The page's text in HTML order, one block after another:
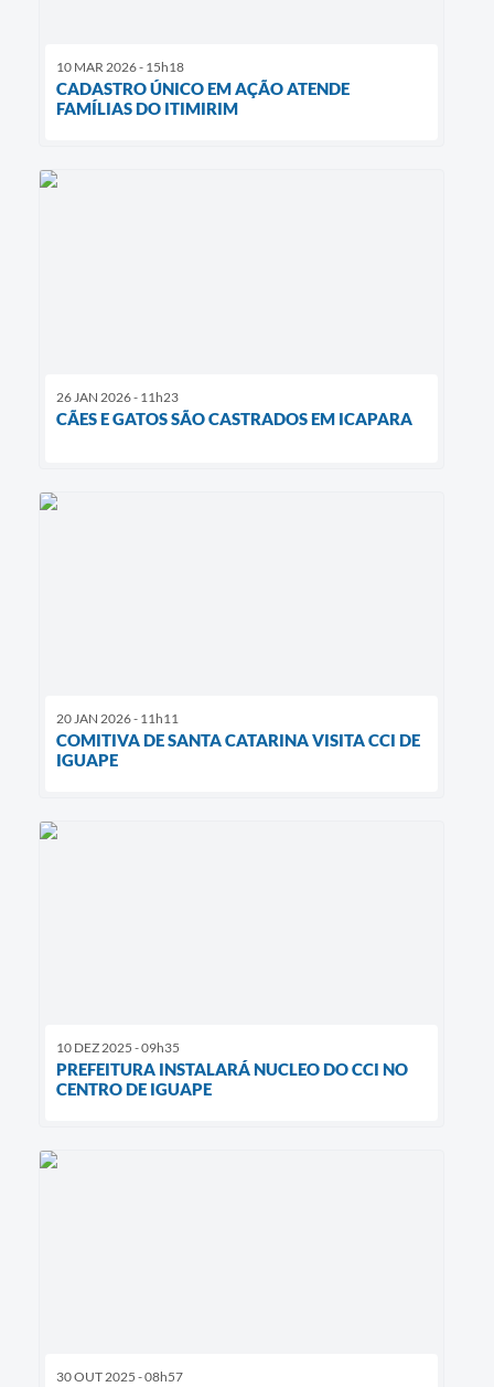
10 MAR 2026 - 15h18
CADASTRO ÚNICO EM AÇÃO ATENDE
FAMÍLIAS DO ITIMIRIM
26 JAN 2026 - 11h23
CÃES E GATOS SÃO CASTRADOS EM ICAPARA
20 JAN 2026 - 11h11
COMITIVA DE SANTA CATARINA VISITA CCI DE
IGUAPE
10 DEZ 2025 - 09h35
PREFEITURA INSTALARÁ NUCLEO DO CCI NO
CENTRO DE IGUAPE
30 OUT 2025 - 08h57